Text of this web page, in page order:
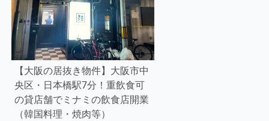
【大阪の居抜き物件】大阪市中
央区・日本橋駅7分！重飲食可
の貸店舗でミナミの飲食店開業
（韓国料理・焼肉等）